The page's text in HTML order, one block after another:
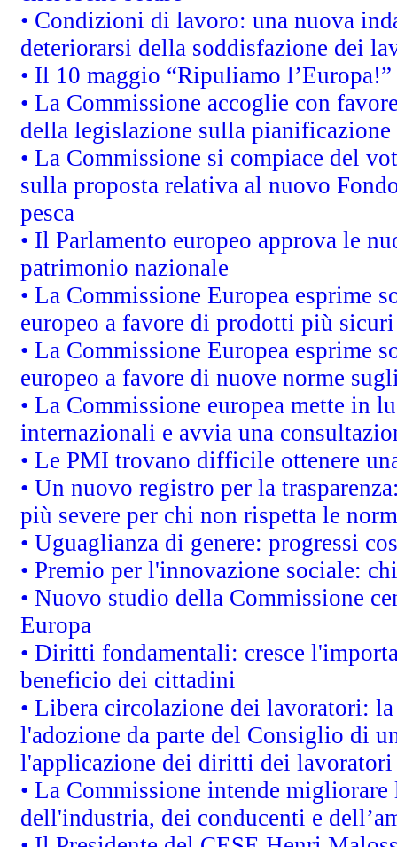
• Condizioni di lavoro: una nuova
deteriorarsi della soddisfazione dei
• Il 10 maggio “Ripuliamo l’Europa!”
• La Commissione accoglie con
della legislazione sulla
• La Commissione si compiace del
sulla proposta relativa al nuovo
pesca
• Il Parlamento europeo approva le
patrimonio nazionale
• La Commissione Europea esprime
europeo a favore di prodotti più
• La Commissione Europea esprime
europeo a favore di nuove norme
• La Commissione europea mette in
internazionali e avvia una
• Le PMI trovano difficile ottenere
• Un nuovo registro per la
più severe per chi non rispetta le
• Uguaglianza di genere: progressi
• Premio per l'innovazione sociale:
• Nuovo studio della Commissione
Europa
• Diritti fondamentali: cresce
beneficio dei cittadini
• Libera circolazione dei lavoratori:
l'adozione da parte del Consiglio di
l'applicazione dei diritti dei lavoratori
• La Commissione intende
dell'industria, dei conducenti e